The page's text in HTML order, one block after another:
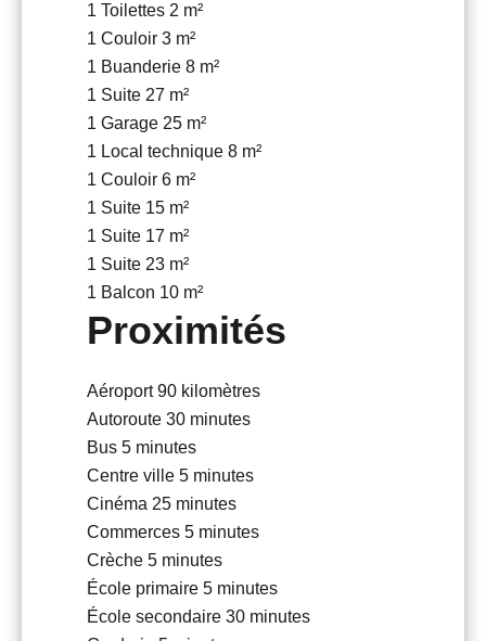
1 Toilettes 2 m²
1 Couloir 3 m²
1 Buanderie 8 m²
1 Suite 27 m²
1 Garage 25 m²
1 Local technique 8 m²
1 Couloir 6 m²
1 Suite 15 m²
1 Suite 17 m²
1 Suite 23 m²
1 Balcon 10 m²
Proximités
Aéroport90 kilomètres
Autoroute 30 minutes
Bus 5 minutes
Centre ville 5 minutes
Cinéma 25 minutes
Commerces 5 minutes
Crèche 5 minutes
École primaire 5 minutes
École secondaire 30 minutes